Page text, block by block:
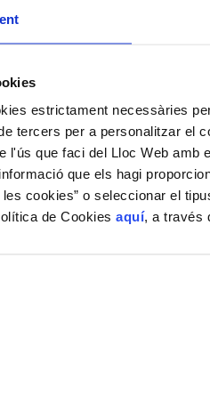
estrictament necessàries
tercers per a personalitzar el
l'ús que faci del Lloc Web
que els hagi
cookies” o seleccionar el
de Cookies aquí, a través